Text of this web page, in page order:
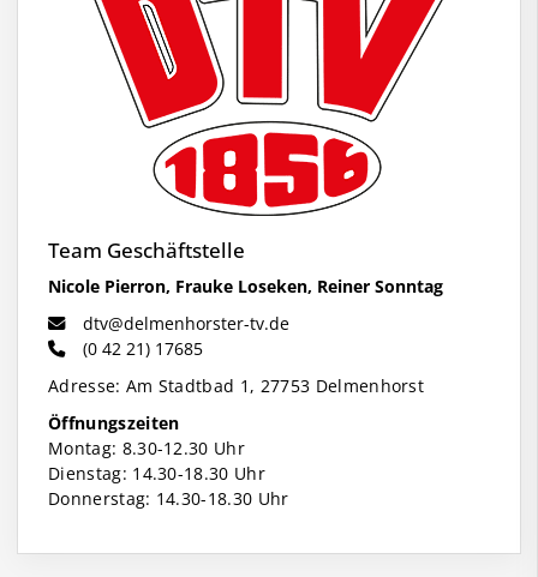
Team Geschäftstelle
Nicole Pierron, Frauke Loseken, Reiner Sonntag
dtv@delmenhorster-tv.de
(0 42 21) 17685
Adresse: Am Stadtbad 1, 27753 Delmenhorst
Öffnungszeiten
Montag: 8.30-12.30 Uhr
Dienstag: 14.30-18.30 Uhr
Donnerstag: 14.30-18.30 Uhr